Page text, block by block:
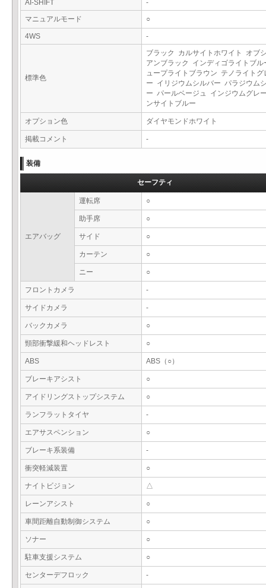
AI-SHIFT
-
マニュアルモード
○
4WS -
標準色
ブラック カルサイトホワイト オブ
アンブラック インディゴライトブ
ュープライトブラウン テノライトグ
ー イリジウムシルバー パラジウム
ー パールベージュ インジウムグレ
ンサイトブルー
オプション色 ダイヤモンドホワイト
掲載コメント -
装備
セーフティ
エアバッグ
運転席 ○
助手席 ○
サイド ○
カーテン ○
ニー ○
フロントカメラ -
サイドカメラ -
バックカメラ ○
頸部衝撃緩和ヘッドレスト ○
ABS ABS（○）
ブレーキアシスト ○
アイドリングストップシステム ○
ランフラットタイヤ -
エアサスペンション ○
ブレーキ系装備 -
衝突軽減装置 ○
ナイトビジョン △
レーンアシスト ○
車間距離自動制御システム ○
ソナー ○
駐車支援システム ○
センターデフロック -